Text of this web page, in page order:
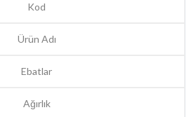
Kod
Ürün Adı
Ebatlar
Ağırlık